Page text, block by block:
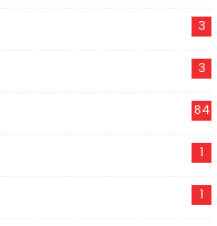
3
3
84
1
1